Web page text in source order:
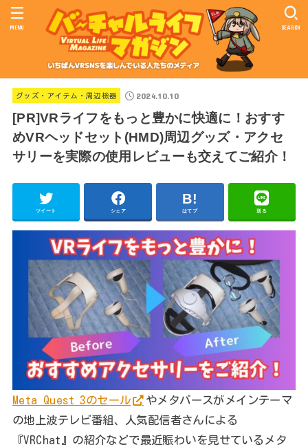
SEARCH
MENU
グッズ・アイテム・周辺機器 2024.10.10
[PR]VRライフをもっと豊かに快適に！おすす
めVRヘッドセット(HMD)周辺グッズ・アクセ
サリーを実際の使用レビューも交えてご紹介！
ツイート シェア はてブ 送る
Meta Quest 3のセール
やメタバースがメインテーマ
の地上波テレビ番組、人気配信者さんによる
『VRChat』の紹介などで最近賑わいを見せているメタ